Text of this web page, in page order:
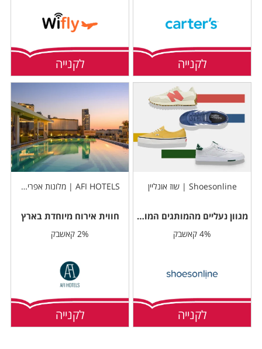
לקנייה לקנייה
Shoesonline | שוז אונליין
מגוון נעליים מהמותגים המובילים
4% קאשבק
לקנייה
AFI HOTELS | מלונות אפריקה ישראל
חווית אירוח מיוחדת בארץ
2% קאשבק
לקנייה